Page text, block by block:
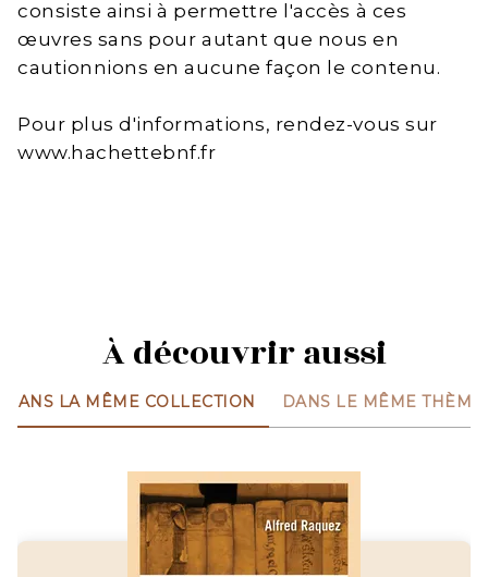
consiste ainsi à permettre l'accès à ces
œuvres sans pour autant que nous en
cautionnions en aucune façon le contenu.
Pour plus d'informations, rendez-vous sur
www.hachettebnf.fr
À découvrir aussi
DANS LA MÊME COLLECTION DANS LE MÊME THÈME